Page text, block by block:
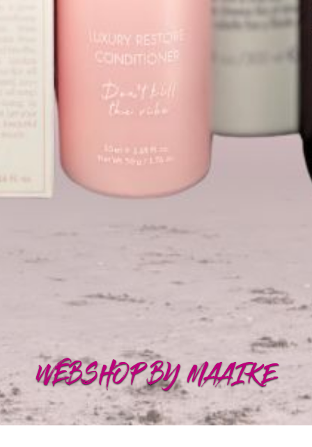
WEBSHOP BY MAAIKE